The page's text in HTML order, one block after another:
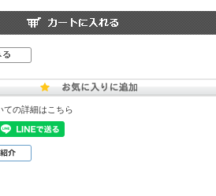
ての詳細はこちら